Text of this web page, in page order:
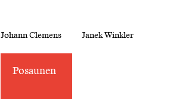
Johann Clemens Janek Winkler
Posaunen